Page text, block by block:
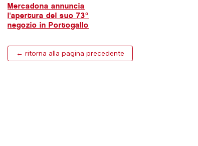
Mercadona annuncia
l'apertura del suo 73°
negozio in Portogallo
← ritorna alla pagina precedente